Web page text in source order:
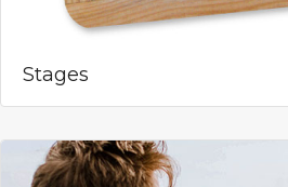
Stages